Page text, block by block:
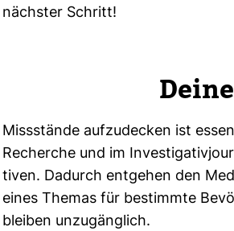
nächster Schritt!
Miss­stände auf­zu­de­cken ist
Recherche und im
tiven. Dadurch ent­gehen den
eines Themas für bestimmte
bleiben unzu­gäng­lich.